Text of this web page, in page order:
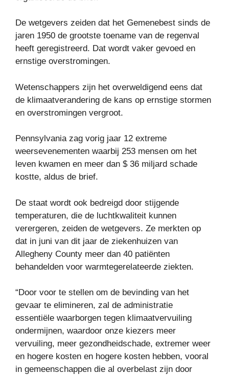
De wetgevers zeiden dat het Gemenebest sinds de
jaren 1950 de grootste toename van de regenval
heeft geregistreerd. Dat wordt vaker gevoed en
ernstige overstromingen.
Wetenschappers zijn het overweldigend eens dat
de klimaatverandering de kans op ernstige stormen
en overstromingen vergroot.
Pennsylvania zag vorig jaar 12 extreme
weersevenementen waarbij 253 mensen om het
leven kwamen en meer dan $ 36 miljard schade
kostte, aldus de brief.
De staat wordt ook bedreigd door stijgende
temperaturen, die de luchtkwaliteit kunnen
verergeren, zeiden de wetgevers. Ze merkten op
dat in juni van dit jaar de ziekenhuizen van
Allegheny County meer dan 40 patiënten
behandelden voor warmtegerelateerde ziekten.
“Door voor te stellen om de bevinding van het
gevaar te elimineren, zal de administratie
essentiële waarborgen tegen klimaatvervuiling
ondermijnen, waardoor onze kiezers meer
vervuiling, meer gezondheidschade, extremer weer
en hogere kosten en hogere kosten hebben, vooral
in gemeenschappen die al overbelast zijn door